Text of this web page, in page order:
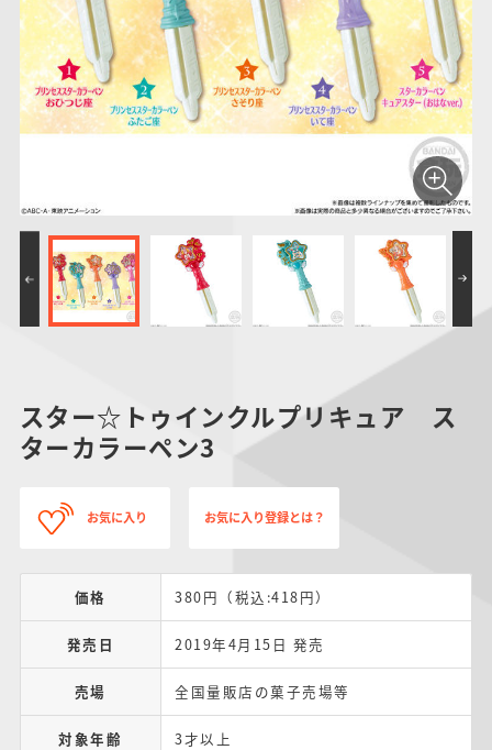
仮面ライダーシリー
ズ
PROJECT R.E.D.・
スーパー戦隊シリー
ズ
ガンダムシリーズ
ポケットモンスター
アンパンマン
サンリオキャラクタ
たまご
キャラパキ
つりグミ
にふぉるめーしょん
＆スクエアシール
SMPシリーズ
ポケモンスケールワ
ールド
キャラデコ
ま
スター☆トゥインクルプリキュア ス
ターカラーペン3
お気に入り お気に入り登録とは？
価格 380円（税込:418円）
発売日 2019年4月15日 発売
売場 全国量販店の菓子売場等
対象年齢 3才以上